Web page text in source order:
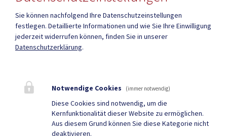
Mehr
Geko digital Gemeinde-
Infopoint St. Paul
Duale Zustellung
Gemeindenachrichten
Sie können nachfolgend Ihre Datenschutzeinstellungen
festlegen. Detaillierte Informationen und wie Sie Ihre Einwilligung
jederzeit widerrufen können, finden Sie in unserer
Datenschutzerklärung.
Notwendige Cookies (immer notwendig)
Diese Cookies sind notwendig, um die
Kernfunktionalität dieser Website zu ermöglichen.
Aus diesem Grund können Sie diese Kategorie nicht
deaktivieren.